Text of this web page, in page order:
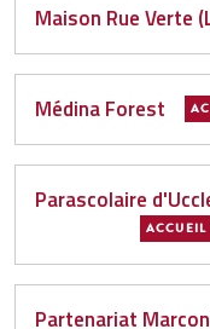
Maison Rue Verte
Médina Forest
Parascolaire
ACCUEIL
Partenariat